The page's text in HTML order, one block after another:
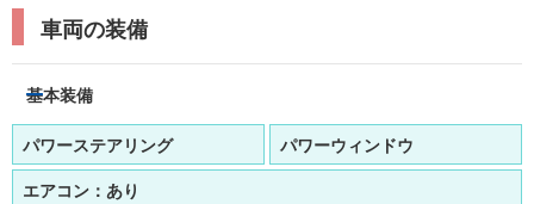
車両の装備
基本装備
パワーステアリング
パワーウィンドウ
エアコン： あり